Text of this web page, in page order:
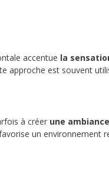
accentue la
approche est souvent
à créer une
un environnement